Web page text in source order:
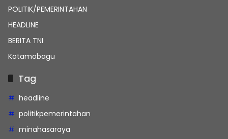
POLITIK/PEMERINTAHAN
HEADLINE
BERITA TNI
Kotamobagu
Tag
headline
politikpemerintahan
minahasaraya